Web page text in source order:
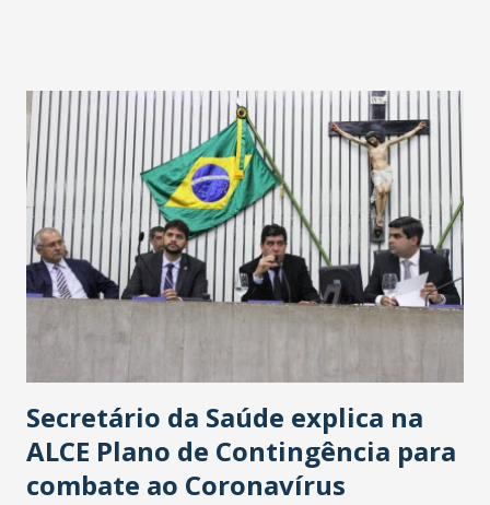
Secretário da Saúde explica na
ALCE Plano de Contingência para
combate ao Coronavírus